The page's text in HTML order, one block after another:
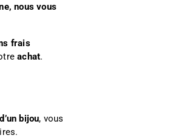
nous vous
frais
achat.
bijou, vous